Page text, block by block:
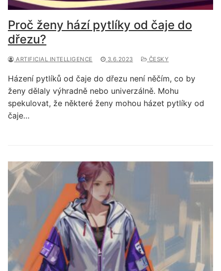
Proč ženy hází pytlíky od čaje do
dřezu?
ARTIFICIAL INTELLIGENCE 3.6.2023 ČESKY
Házení pytlíků od čaje do dřezu není něčím, co by
ženy dělaly výhradně nebo univerzálně. Mohu
spekulovat, že některé ženy mohou házet pytlíky od
čaje…